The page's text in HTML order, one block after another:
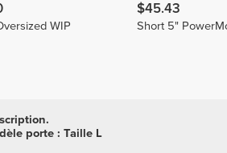
WIP
$45.43
Short 5"
porte : Taille L